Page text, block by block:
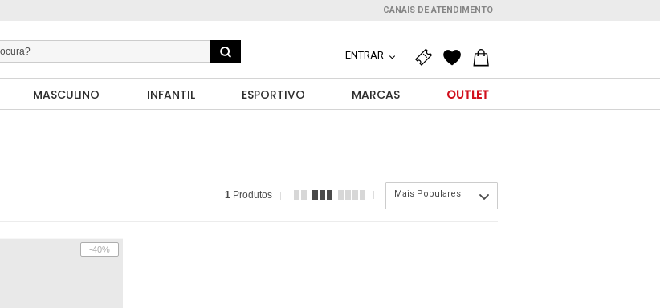
CANAIS DE ATENDIMENTO
ENTRAR
MASCULINO INFANTIL ESPORTIVO MARCAS OUTLET
1 Produtos Mais Populares
-40%